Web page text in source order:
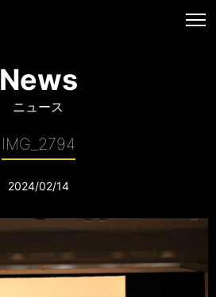
News
ニュース
IMG_2794
2024/02/14